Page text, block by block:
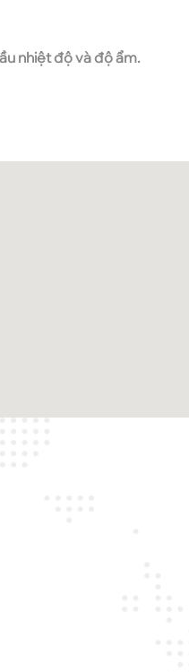
nhiệt độ và độ ẩm.